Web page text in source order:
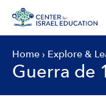
content
Home › Explore &
Guerra de